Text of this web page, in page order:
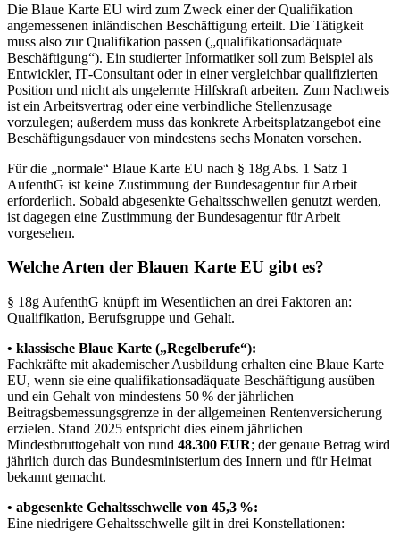
Die Blaue Karte EU wird zum Zweck einer der Qualifikation
angemessenen inländischen Beschäftigung erteilt. Die Tätigkeit
muss also zur Qualifikation passen („qualifikationsadäquate
Beschäftigung“). Ein studierter Informatiker soll zum Beispiel als
Entwickler, IT‑Consultant oder in einer vergleichbar qualifizierten
Position und nicht als ungelernte Hilfskraft arbeiten. Zum Nachweis
ist ein Arbeitsvertrag oder eine verbindliche Stellenzusage
vorzulegen; außerdem muss das konkrete Arbeitsplatzangebot eine
Beschäftigungsdauer von mindestens sechs Monaten vorsehen.
Für die „normale“ Blaue Karte EU nach § 18g Abs. 1 Satz 1
AufenthG ist keine Zustimmung der Bundesagentur für Arbeit
erforderlich. Sobald abgesenkte Gehaltsschwellen genutzt werden,
ist dagegen eine Zustimmung der Bundesagentur für Arbeit
vorgesehen.
Welche Arten der Blauen Karte EU gibt es?
§ 18g AufenthG knüpft im Wesentlichen an drei Faktoren an:
Qualifikation, Berufsgruppe und Gehalt.
• klassische Blaue Karte („Regelberufe“):
Fachkräfte mit akademischer Ausbildung erhalten eine Blaue Karte
EU, wenn sie eine qualifikationsadäquate Beschäftigung ausüben
und ein Gehalt von mindestens 50 % der jährlichen
Beitragsbemessungsgrenze in der allgemeinen Rentenversicherung
erzielen. Stand 2025 entspricht dies einem jährlichen
Mindestbruttogehalt von rund 48.300 EUR; der genaue Betrag wird
jährlich durch das Bundesministerium des Innern und für Heimat
bekannt gemacht.
• abgesenkte Gehaltsschwelle von 45,3 %:
Eine niedrigere Gehaltsschwelle gilt in drei Konstellationen: